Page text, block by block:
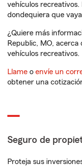
vehículos
dondequiera que
¿Quiere más
Republic, MO,
vehículos recreativos.
Llame o envíe un
obtener una
Seguro de
Proteja sus